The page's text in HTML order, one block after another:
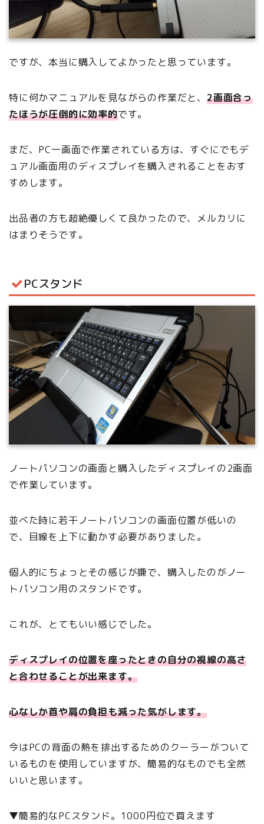
ですが、本当に購入してよかったと思っています。
特に何かマニュアルを見ながらの作業だと、 2画面合っ
たほうが圧倒的に効率的です。
まだ、PC一画面で作業されている方は、すぐにでもデ
ュアル画面用のディスプレイを購入されることをおす
すめします。
出品者の方も超絶優しくて良かったので、メルカリに
はまりそうです。
PCスタンド
ノートパソコンの画面と購入したディスプレイの2画面
で作業しています。
並べた時に若干ノートパソコンの画面位置が低いの
で、目線を上下に動かす必要がありました。
個人的にちょっとその感じが嫌で、購入したのがノー
トパソコン用のスタンドです。
これが、とてもいい感じでした。
ディスプレイの位置を座ったときの自分の視線の高さ
と合わせることが出来ます。
心なしか首や肩の負担も減った気がします。
今はPCの背面の熱を排出するためのクーラーがついて
いるものを使用していますが、簡易的なものでも全然
いいと思います。
▼簡易的なPCスタンド。1000円位で買えます